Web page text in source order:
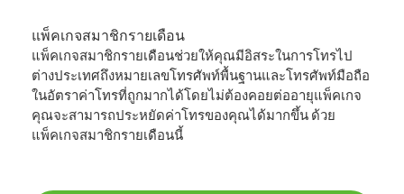
แพ็คเกจสมาชิกรายเดือน
แพ็คเกจสมาชิกรายเดือนช่วยให้คุณมีอิสระในการโทรไป
ต่างประเทศถึงหมายเลขโทรศัพท์พื้นฐานและโทรศัพท์มือถือ
ในอัตราค่าโทรที่ถูกมากได้โดยไม่ต้องคอยต่ออายุแพ็คเกจ
คุณจะสามารถประหยัดค่าโทรของคุณได้มากขึ้น ด้วย
แพ็คเกจสมาชิกรายเดือนนี้